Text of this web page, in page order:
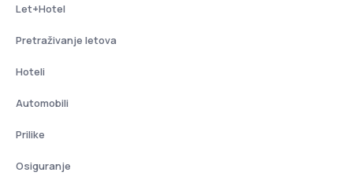
Let+Hotel
Pretraživanje letova
Hoteli
Automobili
Prilike
Osiguranje